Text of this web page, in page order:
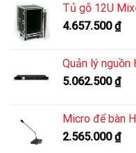
Tủ gỗ 12U
4.657.500₫
Quản lý nguồn
5.062.500₫
Micro để bàn
2.565.000₫